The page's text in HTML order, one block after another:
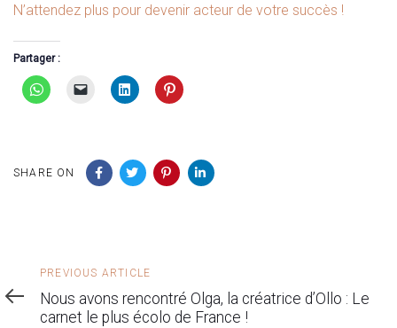
N’attendez plus pour devenir acteur de votre succès !
Partager :
SHARE ON
Previous
Article
PREVIOUS ARTICLE
Nous avons rencontré Olga, la créatrice d’Ollo : Le
carnet le plus écolo de France !